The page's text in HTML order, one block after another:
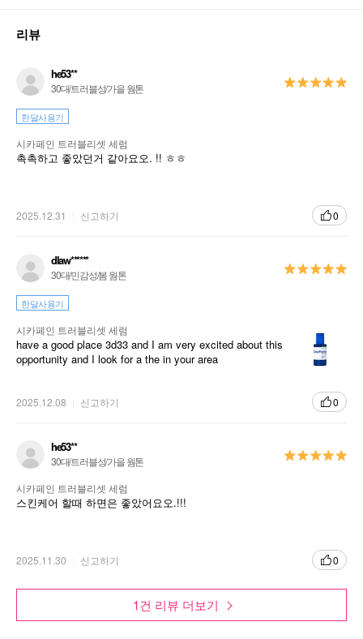
리뷰
he53**
30대/트러블성/가을 웜톤
한달사용기
시카페인 트러블리셋 세럼
촉촉하고 좋았던거 같아요오. !! ㅎㅎ
2025.12.31 신고하기 0
dlaw******
30대/민감성/봄 웜톤
한달사용기
시카페인 트러블리셋 세럼
have a good place 3d33 and I am very excited about this
opportunity and I look for a the in your area
2025.12.08 신고하기 0
he53**
30대/트러블성/가을 웜톤
시카페인 트러블리셋 세럼
스킨케어 할때 하면은 좋았어요오.!!!
2025.11.30 신고하기 0
1건 리뷰 더보기